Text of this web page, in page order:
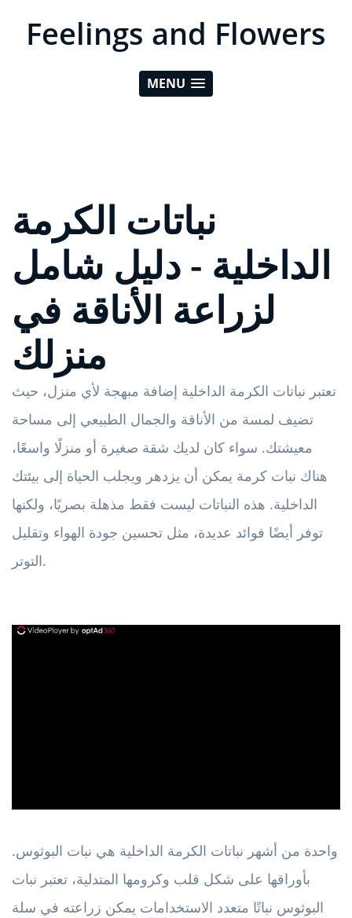
Feelings and Flowers
MENU
نباتات الكرمة
الداخلية - دليل شامل
لزراعة الأناقة في
منزلك
تعتبر نباتات الكرمة الداخلية إضافة مبهجة لأي منزل، حيث
تضيف لمسة من الأناقة والجمال الطبيعي إلى مساحة
معيشتك. سواء كان لديك شقة صغيرة أو منزلًا واسعًا،
هناك نبات كرمة يمكن أن يزدهر ويجلب الحياة إلى بيئتك
الداخلية. هذه النباتات ليست فقط مذهلة بصريًا، ولكنها
توفر أيضًا فوائد عديدة، مثل تحسين جودة الهواء وتقليل
التوتر.
واحدة من أشهر نباتات الكرمة الداخلية هي نبات البوثوس.
بأوراقها على شكل قلب وكرومها المتدلية، تعتبر نبات
البوثوس نباتًا متعدد الاستخدامات يمكن زراعته في سلة